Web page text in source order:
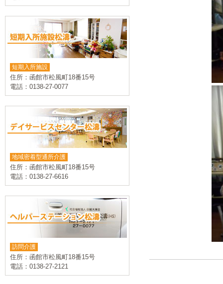
短期入所施設
住所：函館市松風町18番15号
電話：0138-27-0077
地域密着型通所介護
住所：函館市松風町18番15号
電話：0138-27-6616
訪問介護
住所：函館市松風町18番15号
電話：0138-27-2121